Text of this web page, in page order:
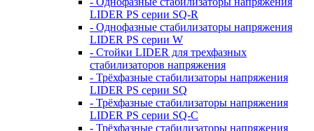
LIDER PS серии SQ-R
- Однофазные стабилизаторы напряжения
LIDER PS серии W
- Стойки LIDER для трехфазных
стабилизаторов напряжения
- Трёхфазные стабилизаторы напряжения
LIDER PS серии SQ
- Трёхфазные стабилизаторы напряжения
LIDER PS серии SQ-C
- Трёхфазные стабилизаторы напряжения